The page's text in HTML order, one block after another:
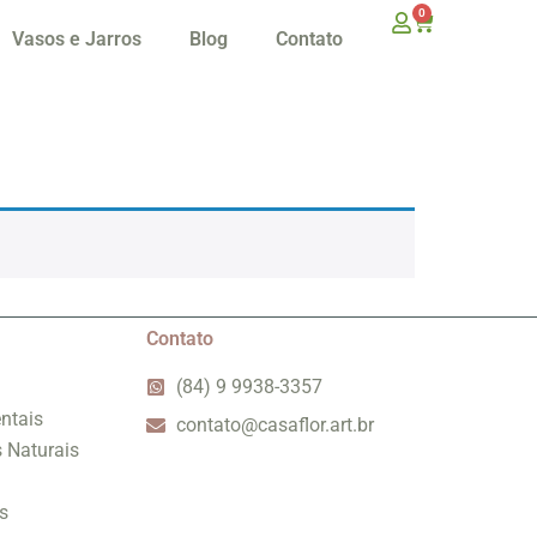
Vasos e Jarros Blog Contato
0
Naturais
Contato
(84) 9 9938-3357
contato@casaflor.art.br